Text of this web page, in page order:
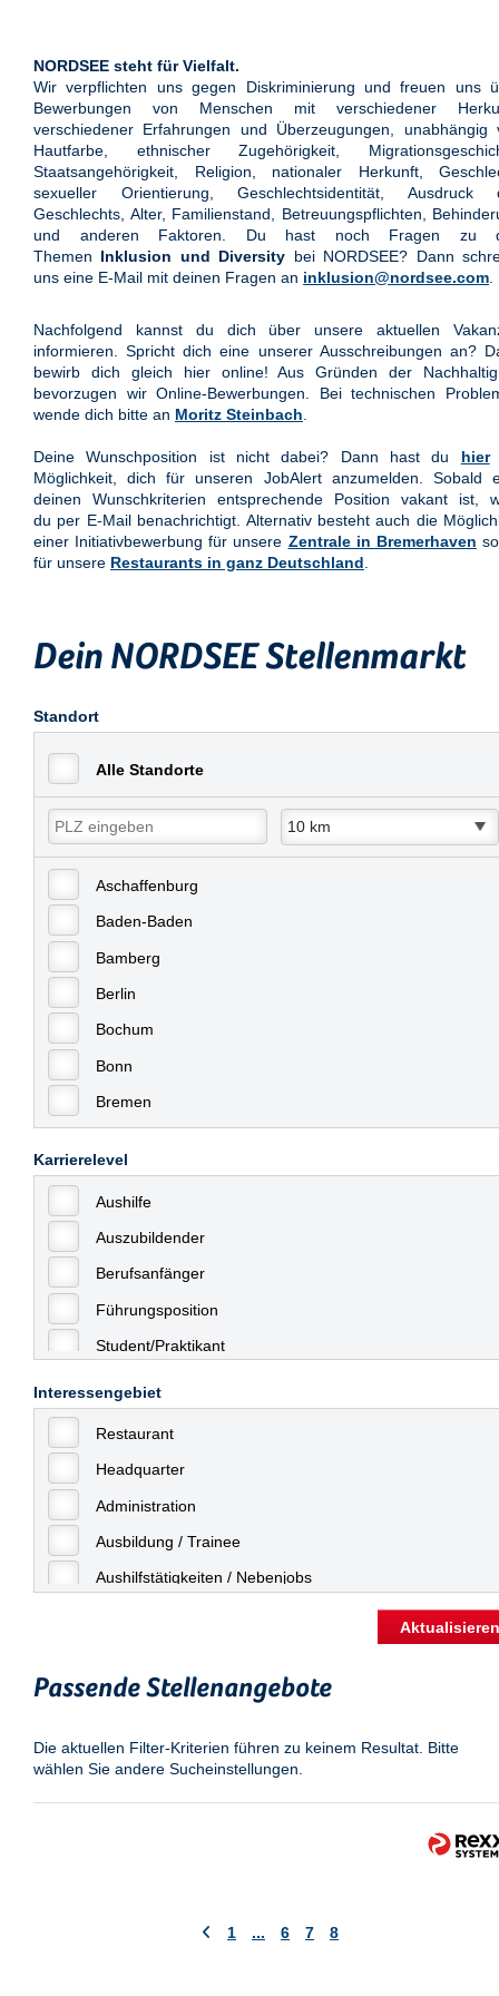
NORDSEE steht für Vielfalt.
Wir verpflichten uns gegen Diskriminierung und freuen uns
Bewerbungen von Menschen mit verschiedener
verschiedener Erfahrungen und Überzeugungen, unabhängig
Hautfarbe, ethnischer Zugehörigkeit,
Staatsangehörigkeit, Religion, nationaler Herkunft,
sexueller Orientierung, Geschlechtsidentität, Ausdruck
Geschlechts, Alter, Familienstand, Betreuungspflichten,
und anderen Faktoren. Du hast noch Fragen zu
Themen Inklusion und Diversity bei NORDSEE? Dann
uns eine E-Mail mit deinen Fragen an inklusion@nordsee.com
Nachfolgend kannst du dich über unsere aktuellen
informieren. Spricht dich eine unserer Ausschreibungen an?
bewirb dich gleich hier online! Aus Gründen der
bevorzugen wir Online-Bewerbungen. Bei technischen
wende dich bitte an Moritz Steinbach
Deine Wunschposition ist nicht dabei? Dann hast du hier
Möglichkeit, dich für unseren JobAlert anzumelden. Sobald
deinen Wunschkriterien entsprechende Position vakant ist,
du per E-Mail benachrichtigt. Alternativ besteht auch die
einer Initiativbewerbung für unsere Zentrale in Bremerhaven
für unsere Restaurants in ganz Deutschland
Dein NORDSEE Stellenmarkt
Standort
Alle Standorte
Aschaffenburg
Baden-Baden
Bamberg
Berlin
Bochum
Bonn
Bremen
Celle
Chemnitz
Dessau
Dresden
Düsseldorf
Erfurt
Essen
Frankfurt
Frankfurt am Main
Freiburg
Fulda
Göppingen
Hamburg
Heilbronn
Karrierelevel
Aushilfe
Auszubildender
Berufsanfänger
Führungsposition
Student/Praktikant
Interessengebiet
Restaurant
Headquarter
Administration
Ausbildung / Trainee
Aushilfstätigkeiten / Nebenjobs
Sonstiges
Passende Stellenangebote
Die aktuellen Filter-Kriterien führen zu keinem Resultat. Bitte
wählen Sie andere Sucheinstellungen.
1 ... 6 7 8